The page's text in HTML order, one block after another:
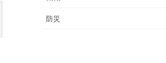
防災